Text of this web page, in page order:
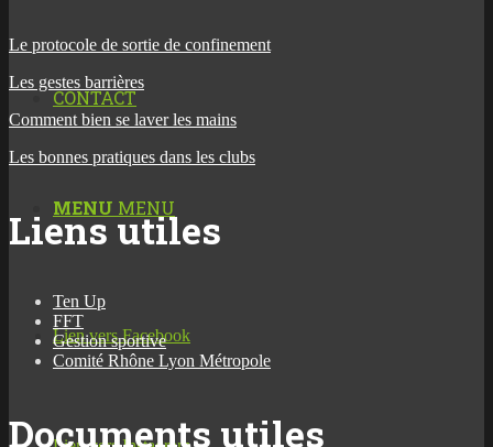
CONTACT
MENU MENU
Lien vers Facebook
Le protocole de sortie de confinement
Les gestes barrières
Comment bien se laver les mains
Les bonnes pratiques dans les clubs
Liens utiles
Ten Up
FFT
Gestion sportive
Comité Rhône Lyon Métropole
Documents utiles